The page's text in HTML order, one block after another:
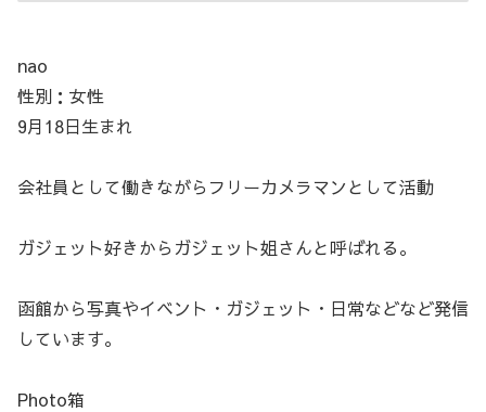
nao
性別：女性
9月18日生まれ
会社員として働きながらフリーカメラマンとして活動
ガジェット好きからガジェット姐さんと呼ばれる。
函館から写真やイベント・ガジェット・日常などなど発信
しています。
Photo箱